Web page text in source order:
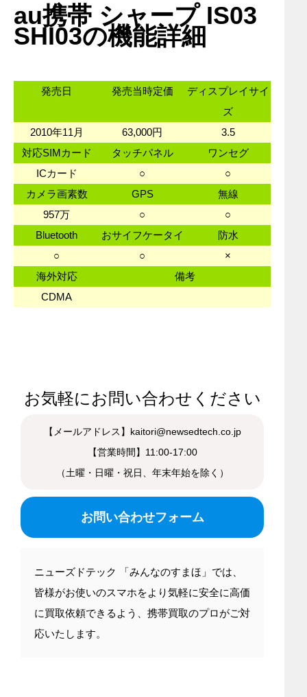
au携帯 シャープ IS03
SHI03の機能詳細
発売日 発売当時定価
ディスプレイサイ
ズ
2010年11月
63,000円
3.5
対応SIMカード
タッチパネル
ワンセグ
ICカード
○
○
カメラ画素数
GPS
無線
957万
○
○
Bluetooth
おサイフケータイ
防水
○
○
×
海外対応
備考
CDMA
お気軽にお問い合わせください
【メールアドレス】kaitori@newsedtech.co.jp
【営業時間】11:00-17:00
（土曜・日曜・祝日、年末年始を除く）
お問い合わせフォーム
ニューズドテック 「みんなのすまほ」では、
皆様がお使いのスマホをより気軽に安全に高価
に買取依頼できるよう、携帯買取のプロがご対
応いたします。